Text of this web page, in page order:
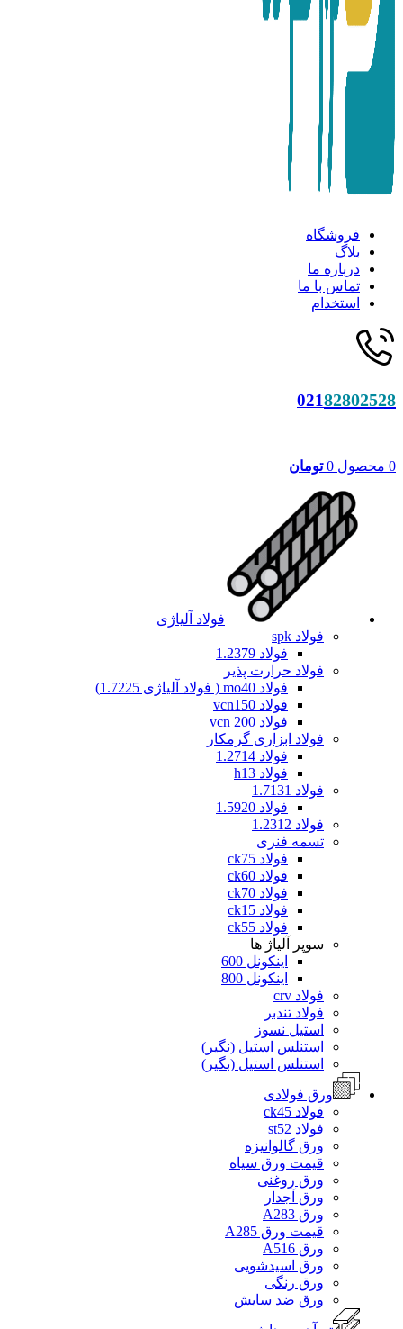
فروشگاه
بلاگ
درباره ما
تماس با ما
استخدام
02182802528
0 محصول 0 تومان
فولاد آلیاژی
فولاد spk
فولاد 1.2379
فولاد حرارت پذیر
فولاد mo40 ( فولاد آلیاژی 1.7225)
فولاد vcn150
فولاد vcn 200
فولاد ابزاری گرمکار
فولاد 1.2714
فولاد h13
فولاد 1.7131
فولاد 1.5920
فولاد 1.2312
تسمه فنری
فولاد ck75
فولاد ck60
فولاد ck70
فولاد ck15
فولاد ck55
سوپر آلیاژ ها
اینکونل 600
اینکونل 800
فولاد crv
فولاد تندبر
استیل نسوز
استنلس استیل (نگیر)
استنلس استیل (بگیر)
ورق فولادی
فولاد ck45
فولاد st52
ورق گالوانیزه
قیمت ورق سیاه
ورق روغنی
ورق آجدار
ورق A283
قیمت ورق A285
ورق A516
ورق اسیدشویی
ورق رنگی
ورق ضد سایش